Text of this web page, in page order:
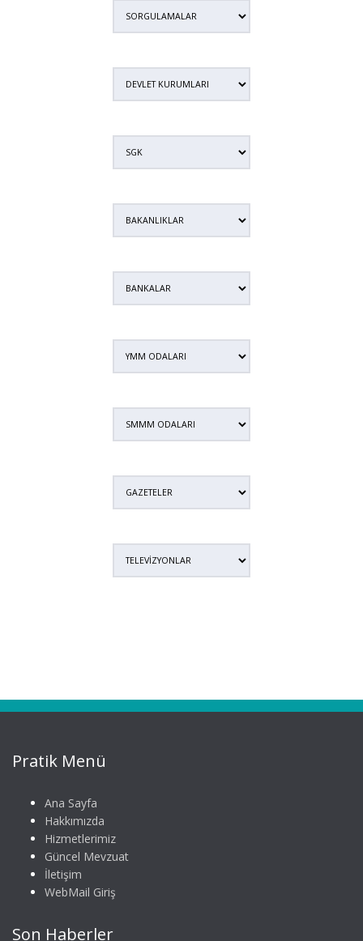
Pratik Menü
Ana Sayfa
Hakkımızda
Hizmetlerimiz
Güncel Mevzuat
İletişim
WebMail Giriş
Son Haberler